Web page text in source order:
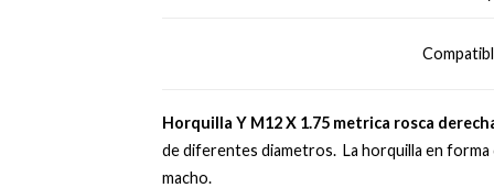
Horquilla Y M12 X 1.75 metrica rosca
de diferentes diametros. La horquilla en forma
macho.